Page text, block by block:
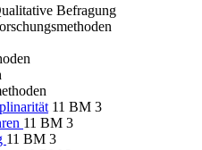
Befragung
11 BM 3
11 BM 3
11 BM 3